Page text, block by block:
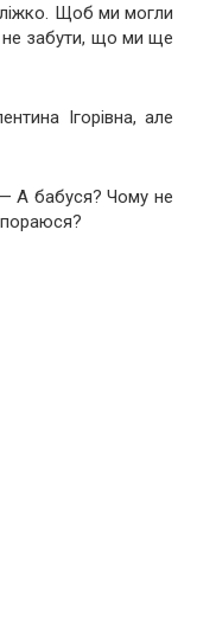
Щоб ми могли
не забути, що ми ще
Ігорівна, але
А бабуся? Чому не